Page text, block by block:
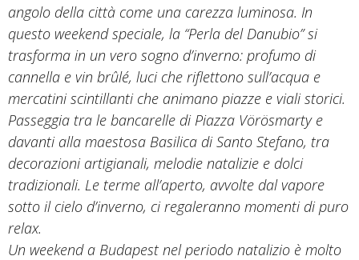
angolo della città come una carezza luminosa. In
questo weekend speciale, la “Perla del Danubio” si
trasforma in un vero sogno d’inverno: profumo di
cannella e vin brûlé, luci che riflettono sull’acqua e
mercatini scintillanti che animano piazze e viali storici.
Passeggia tra le bancarelle di Piazza Vörösmarty e
davanti alla maestosa Basilica di Santo Stefano, tra
decorazioni artigianali, melodie natalizie e dolci
tradizionali. Le terme all’aperto, avvolte dal vapore
sotto il cielo d’inverno, ci regaleranno momenti di puro
relax.
Un weekend a Budapest nel periodo natalizio è molto